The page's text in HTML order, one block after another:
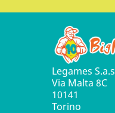
Legames S.a.s
Via Malta 8C
10141
Torino